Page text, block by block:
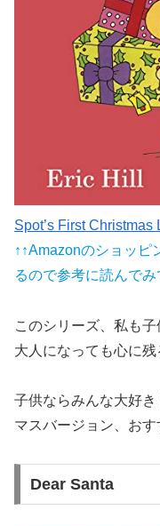
Spot’s First Christmas
↑↑Amazonのショッピ
るので参考に読んで
このシリーズ、私も
大人になっても心に残
子供ならみんな大好
マスバージョン、おす
Dear Santa